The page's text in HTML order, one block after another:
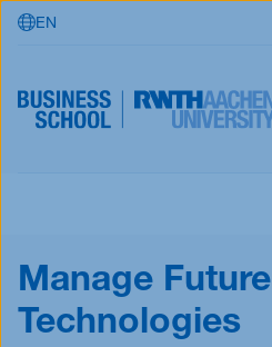
Zum Hauptinhalt springen
EN
Suchen
Master
Offene Kurse
Für Unternehmen
Manage Future
Technologies